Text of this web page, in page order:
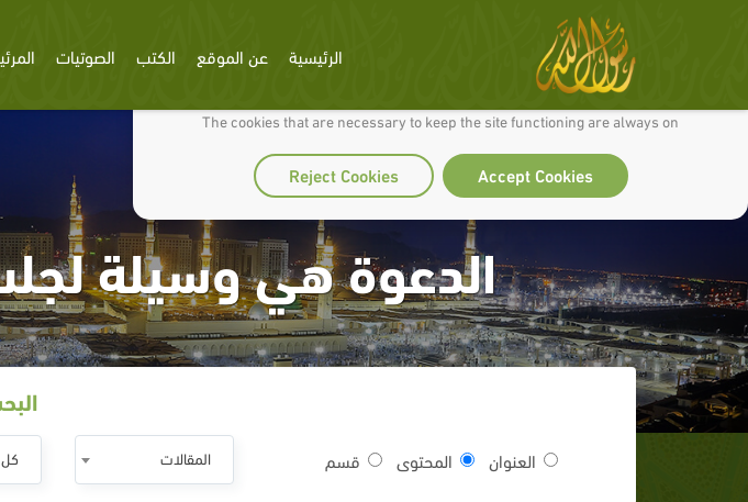
We use cookies to make our site work well for you and so we can continually improve it.
The cookies that are necessary to keep the site functioning are always on
Accept Cookies
Reject Cookies
الرئيسية عن الموقع الكتب الصوتيات
الدعوة هي وسيلة
العنوان المحتوى قسم المقالات كل